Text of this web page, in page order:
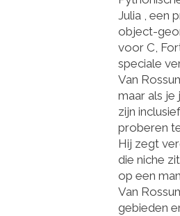
Julia, een
object-
voor C,
speciale
Van
maar als je
zijn
proberen
Hij zegt
die niche
op een
Van
gebieden